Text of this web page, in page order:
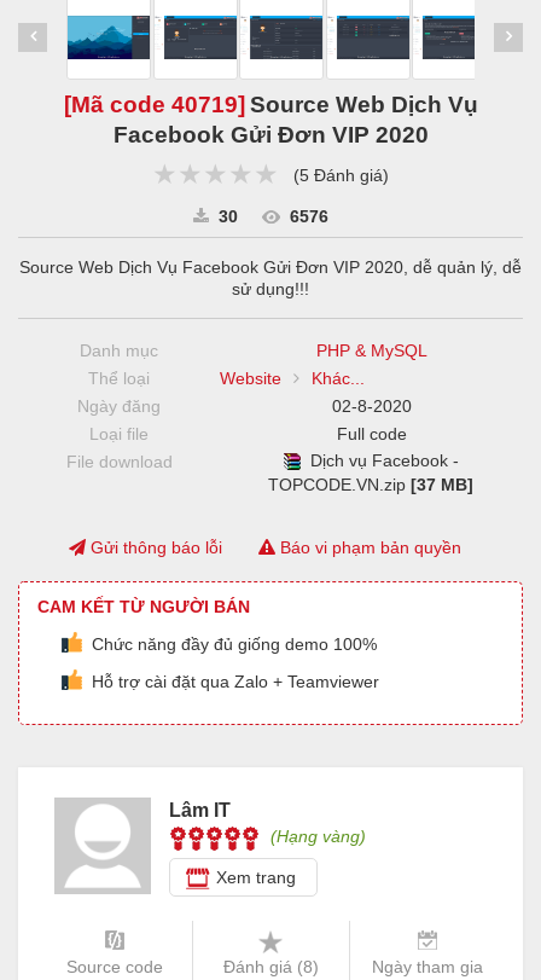
[Mã code 40719] Source Web Dịch Vụ
Facebook Gửi Đơn VIP 2020
★★★★★
★★★★★
★★★★★ (5 Đánh giá)
30 6576
Source Web Dịch Vụ Facebook Gửi Đơn VIP 2020, dễ quản lý, dễ
sử dụng!!!
Danh mục
PHP & MySQL
Thể loại
Website
Khác...
Ngày đăng
02-8-2020
Loại file
Full code
File download
Dịch vụ Facebook -
TOPCODE.VN.zip[37 MB]
Gửi thông báo lỗi Báo vi phạm bản quyền
CAM KẾT TỪ NGƯỜI BÁN
Chức năng đầy đủ giống demo 100%
Hỗ trợ cài đặt qua Zalo + Teamviewer
Lâm IT
(Hạng vàng)
Xem trang
Source code Đánh giá (8) Ngày tham gia